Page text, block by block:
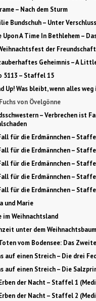
– Nach dem Sturm
Bundschuh – Unter Verschluss
Upon A Time In Bethlehem –
der
Geheimnis – A
5113 – Staffel 15
Up! Was bleibt, wenn alles
von Övelgönne
– Verbrechen ist
für die Erdmännchen –
für die Erdmännchen –
für die Erdmännchen –
für die Erdmännchen –
für die Erdmännchen –
und Marie
im Weihnachtsland
unter dem
vom Bodensee: Das
auf einen Streich – Die drei
auf einen Streich – Die
der Nacht – Staffel 1
der Nacht – Staffel 2